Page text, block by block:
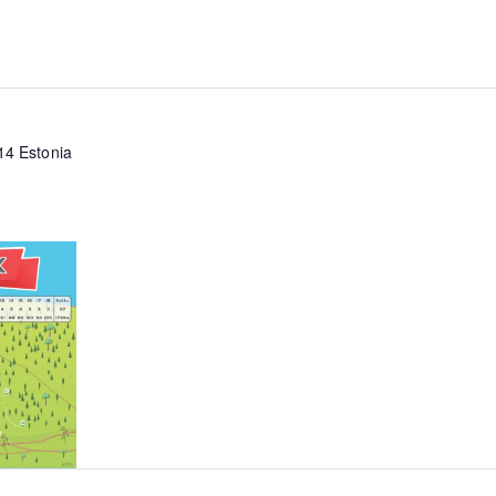
Estonia